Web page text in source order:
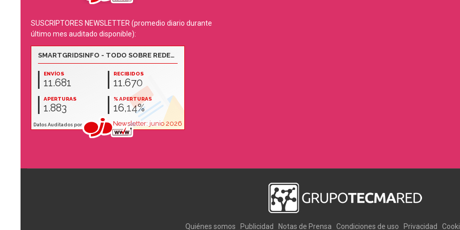
SUSCRIPTORES NEWSLETTER (promedio diario durante
último mes auditado disponible):
Quiénes somos Publicidad Notas de Prensa Condiciones de uso Privacidad